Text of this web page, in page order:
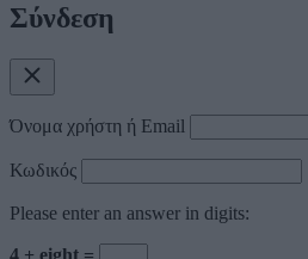
Σύνδεση
Όνομα χρήστη ή Email
Κωδικός
Please enter an answer in digits:
4 + eight =